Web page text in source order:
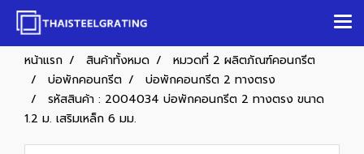
หน้าแรก สินค้าทั้งหมด
หมวดที่ 2 ผลิตภัณฑ์คอนกรีต
บ่อพักคอนกรีต
บ่อพักคอนกรีต 2 ทางตรง
รหัสสินค้า : 2004034 บ่อพักคอนกรีต 2 ทางตรง ขนาด
1.2 ม. เสริมเหล็ก 6 มม.